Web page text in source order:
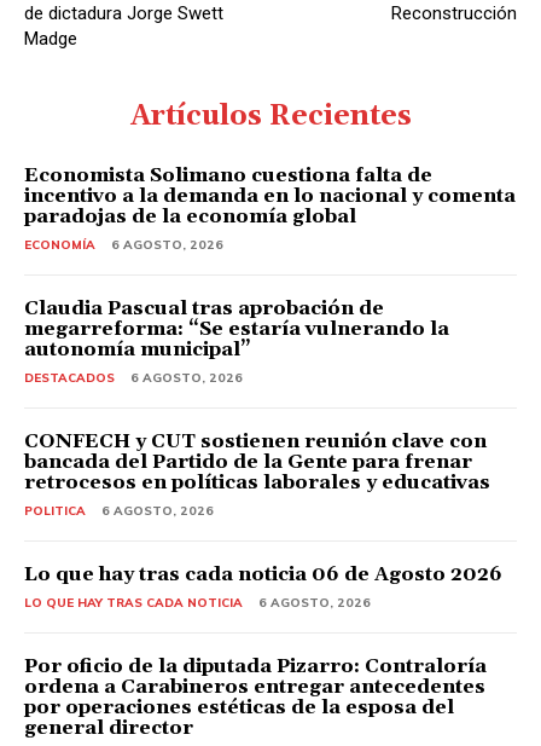
de dictadura Jorge Swett
Madge
Reconstrucción
Artículos Recientes
Economista Solimano cuestiona falta de
incentivo a la demanda en lo nacional y comenta
paradojas de la economía global
ECONOMÍA 6 AGOSTO, 2026
Claudia Pascual tras aprobación de
megarreforma: “Se estaría vulnerando la
autonomía municipal”
DESTACADOS 6 AGOSTO, 2026
CONFECH y CUT sostienen reunión clave con
bancada del Partido de la Gente para frenar
retrocesos en políticas laborales y educativas
POLITICA 6 AGOSTO, 2026
Lo que hay tras cada noticia 06 de Agosto 2026
LO QUE HAY TRAS CADA NOTICIA 6 AGOSTO, 2026
Por oficio de la diputada Pizarro: Contraloría
ordena a Carabineros entregar antecedentes
por operaciones estéticas de la esposa del
general director